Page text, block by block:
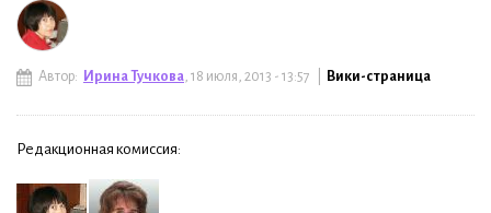
Автор: Ирина Тучкова, 18 июля, 2013 - 13:57 | Вики-страница
Редакционная комиссия: